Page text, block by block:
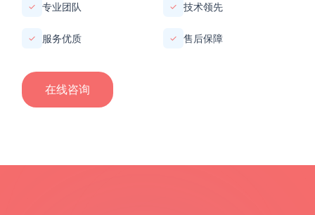
✓ 专业团队 ✓ 技术领先
✓ 服务优质 ✓ 售后保障
在线咨询